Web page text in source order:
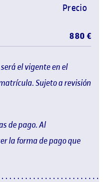
el vigente en el
Sujeto a revisión
de pago. Al
la forma de pago que
Precio
880 €